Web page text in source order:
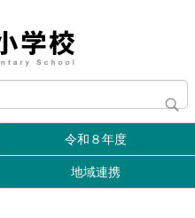
令和８年度
地域連携